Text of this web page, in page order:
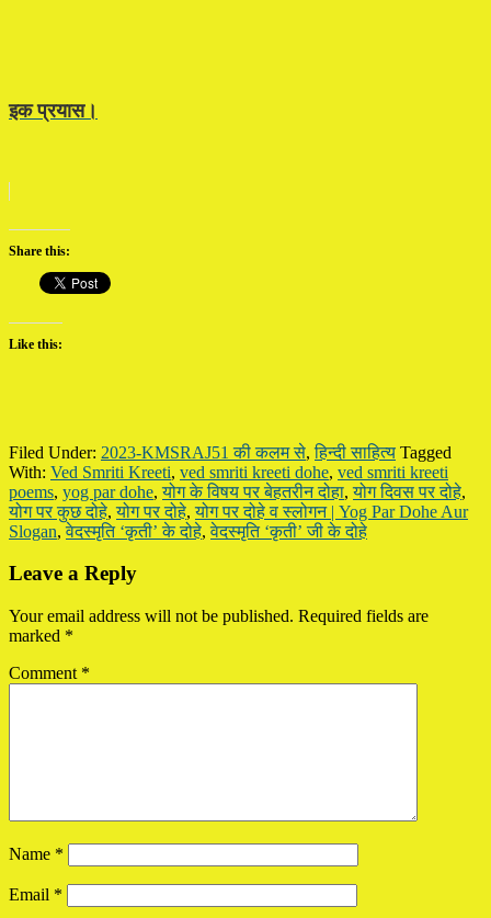
इक प्रयास।
Share this:
Like this:
Filed Under: 2023-KMSRAJ51 की कलम से,हिन्दी साहित्य Tagged
With: Ved Smriti Kreeti, ved smriti kreeti dohe, ved smriti kreeti
poems, yog par dohe,योग के विषय पर बेहतरीन दोहा,योग दिवस पर दोहे,
योग पर कुछ दोहे,योग पर दोहे,योग पर दोहे व स्लोगन | Yog Par Dohe Aur
Slogan,वेदस्मृति ‘कृती’ के दोहे,वेदस्मृति ‘कृती’ जी के दोहे
Reader
Leave a Reply
Your email address will not be published. Required fields are
marked *
Comment *
Name *
Email *